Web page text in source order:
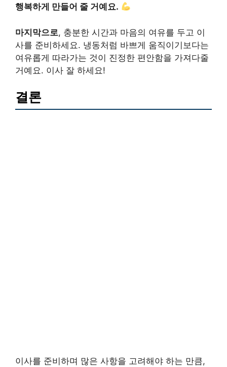
행복하게 만들어 줄 거예요.
마지막으로, 충분한 시간과 마음의 여유를 두고 이
사를 준비하세요. 냉동처럼 바쁘게 움직이기보다는
여유롭게 따라가는 것이 진정한 편안함을 가져다줄
거예요. 이사 잘 하세요!
결론
이사를 준비하며 많은 사항을 고려해야 하는 만큼,